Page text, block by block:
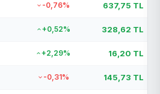
-0,76% 637,75 TL
+0,52% 328,62 TL
+2,29% 16,20 TL
-0,31% 145,73 TL